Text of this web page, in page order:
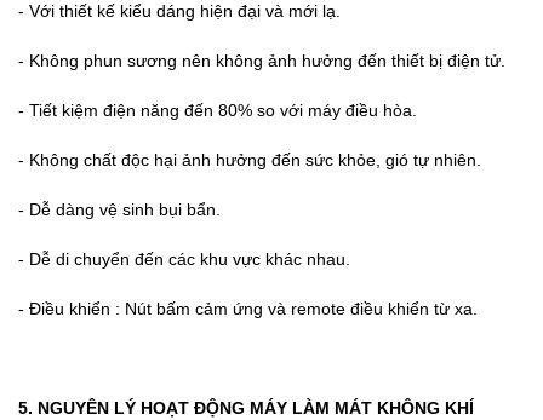
- Với thiết kế kiểu dáng hiện đại và mới lạ.
- Không phun sương nên không ảnh hưởng đến thiết bị điện tử.
- Tiết kiệm điện năng đến 80% so với máy điều hòa.
- Không chất độc hại ảnh hưởng đến sức khỏe, gió tự nhiên.
- Dễ dàng vệ sinh bụi bẩn.
- Dễ di chuyển đến các khu vực khác nhau.
- Điều khiển : Nút bấm cảm ứng và remote điều khiển từ xa.
5. NGUYÊN LÝ HOẠT ĐỘNG MÁY LÀM MÁT KHÔNG KHÍ